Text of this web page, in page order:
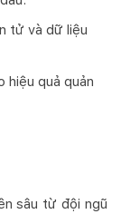
tử và dữ liệu
hiệu quả quản
sâu từ đội ngũ